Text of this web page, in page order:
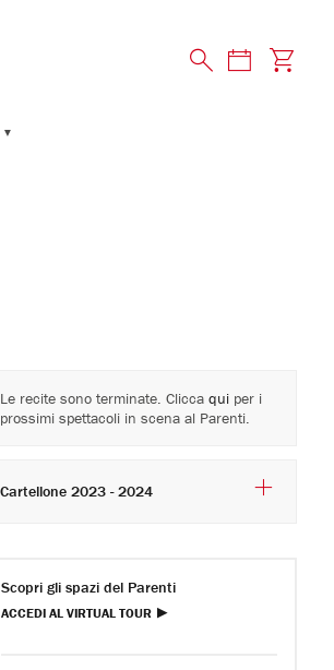
Le recite sono terminate. Clicca quiper i
prossimi spettacoli in scena al Parenti.
Cartellone 2023 - 2024
Scopri gli spazi del Parenti
ACCEDI AL VIRTUAL TOUR